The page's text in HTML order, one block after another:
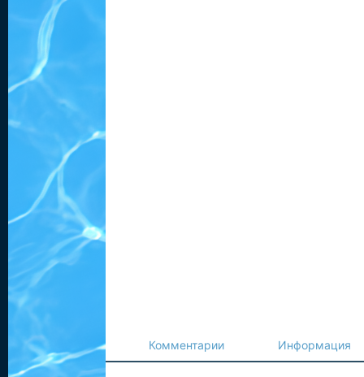
Комментарии Информация